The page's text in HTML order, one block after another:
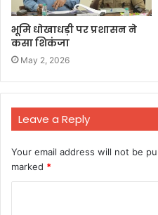
भूमि धोखाधड़ी पर प्रशासन ने
कसा शिकंजा
May 2, 2026
Leave a Reply
Your email address will not be
marked *